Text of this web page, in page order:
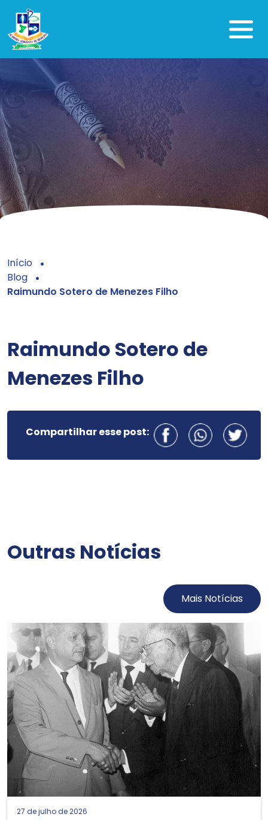
Início
Blog
Raimundo Sotero de Menezes Filho
Raimundo Sotero de
Menezes Filho
Compartilhar esse post:
Outras Notícias
Mais Notícias
27 de julho de 2026